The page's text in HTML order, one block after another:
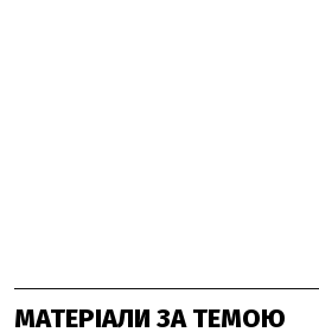
МАТЕРІАЛИ ЗА ТЕМОЮ